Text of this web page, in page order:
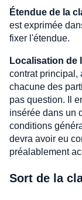
Étendue de la
est exprimée
fixer l'étendue.
Localisation de
contrat principal,
chacune des
pas question. Il
insérée dans un
conditions
devra avoir eu
préalablement
Sort de la